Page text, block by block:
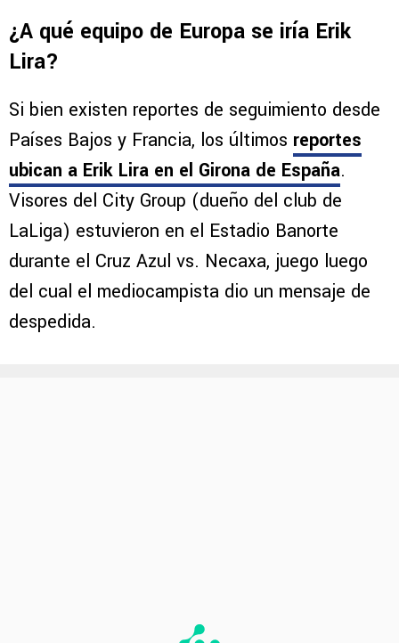
¿A qué equipo de Europa se iría Erik
Lira?
Si bien existen reportes de seguimiento desde
Países Bajos y Francia, los últimos reportes
ubican a Erik Lira en el Girona de España.
Visores del City Group (dueño del club de
LaLiga) estuvieron en el Estadio Banorte
durante el Cruz Azul vs. Necaxa, juego luego
del cual el mediocampista dio un mensaje de
despedida.